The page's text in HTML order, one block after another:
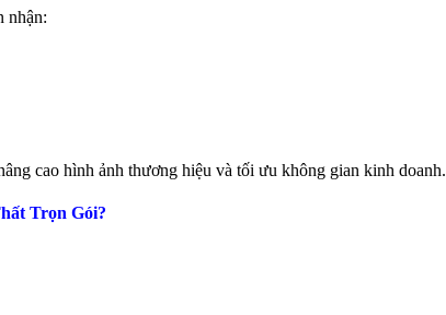
nhận:
cao hình ảnh thương hiệu và tối ưu không gian kinh doanh.
Trọn Gói?